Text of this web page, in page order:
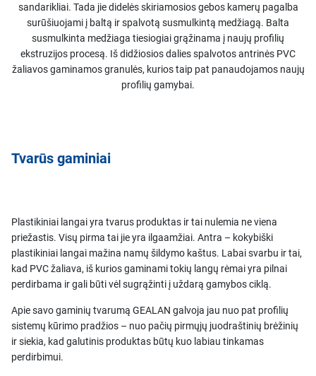
sandarikliai. Tada jie didelės skiriamosios gebos kamerų pagalba
surūšiuojami į baltą ir spalvotą susmulkintą medžiagą. Balta
susmulkinta medžiaga tiesiogiai grąžinama į naujų profilių
ekstruzijos procesą. Iš didžiosios dalies spalvotos antrinės PVC
žaliavos gaminamos granulės, kurios taip pat panaudojamos naujų
profilių gamybai.
Tvarūs gaminiai
Plastikiniai langai yra tvarus produktas ir tai nulemia ne viena
priežastis. Visų pirma tai jie yra ilgaamžiai. Antra – kokybiški
plastikiniai langai mažina namų šildymo kaštus. Labai svarbu ir tai,
kad PVC žaliava, iš kurios gaminami tokių langų rėmai yra pilnai
perdirbama ir gali būti vėl sugrąžinti į uždarą gamybos ciklą.
Apie savo gaminių tvarumą GEALAN galvoja jau nuo pat profilių
sistemų kūrimo pradžios – nuo pačių pirmųjų juodraštinių brėžinių
ir siekia, kad galutinis produktas būtų kuo labiau tinkamas
perdirbimui.